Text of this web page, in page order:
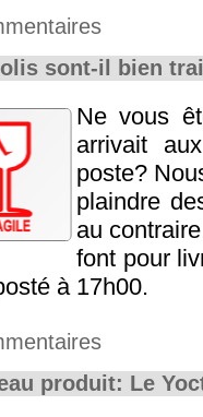
sont-il bien
Ne vous
arrivait
poste?
plaindre
au
font pour
à 17h00.
produit: Le